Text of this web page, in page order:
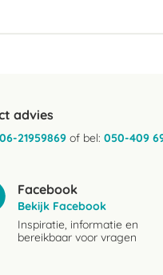
advies
06-21959869 of bel: 050-409
Facebook
Bekijk Facebook
Inspiratie, informatie en
bereikbaar voor vragen